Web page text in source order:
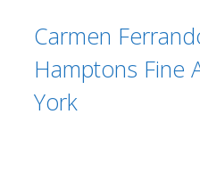
Carmen
Hamptons Fine
York